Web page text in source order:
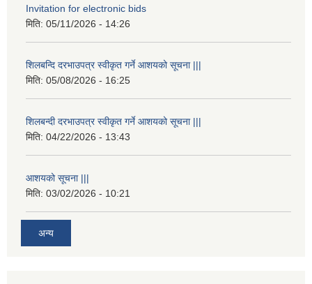
Invitation for electronic bids
मिति: 05/11/2026 - 14:26
शिलबन्दि दरभाउपत्र स्वीकृत गर्ने आशयको सूचना |||
मिति: 05/08/2026 - 16:25
शिलबन्दी दरभाउपत्र स्वीकृत गर्ने आशयको सूचना |||
मिति: 04/22/2026 - 13:43
आशयको सूचना |||
मिति: 03/02/2026 - 10:21
अन्य